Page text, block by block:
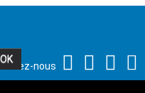
Suivez-nous